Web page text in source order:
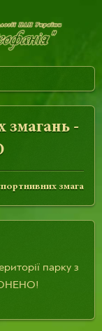
змагань -
парку з